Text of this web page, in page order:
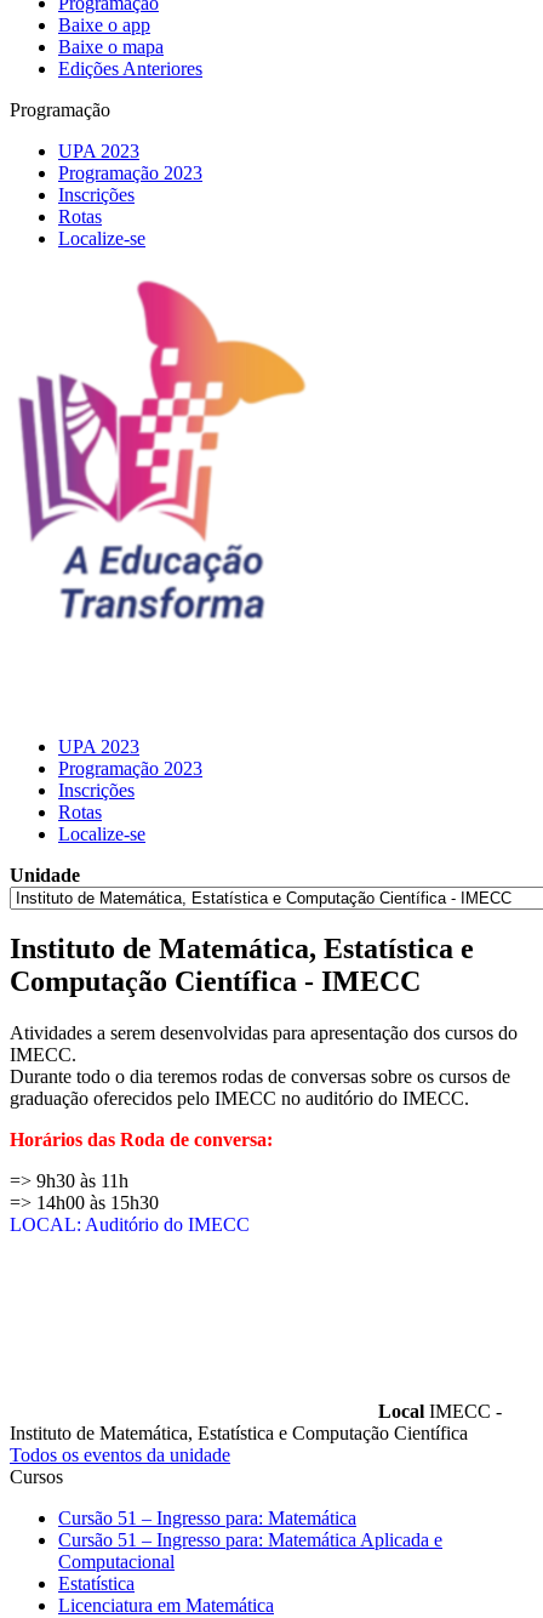
Baixe o app
Baixe o mapa
Edições Anteriores
Programação
UPA 2023
Programação 2023
Inscrições
Rotas
Localize-se
UPA 2023
Programação 2023
Inscrições
Rotas
Localize-se
Unidade
Instituto de Matemática, Estatística e
Computação Científica - IMECC
Atividades a serem desenvolvidas para apresentação dos cursos do
IMECC.
Durante todo o dia teremos rodas de conversas sobre os cursos de
graduação oferecidos pelo IMECC no auditório do IMECC.
Horários das Roda de conversa:
=> 9h30 às 11h
=> 14h00 às 15h30
LOCAL: Auditório do IMECC
Local IMECC -
Instituto de Matemática, Estatística e Computação Científica
Todos os eventos da unidade
Cursos
Cursão 51 – Ingresso para: Matemática
Cursão 51 – Ingresso para: Matemática Aplicada e
Computacional
Estatística
Licenciatura em Matemática